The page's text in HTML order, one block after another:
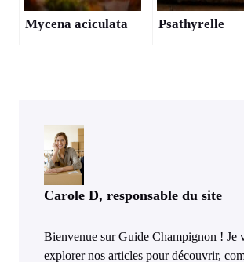
Mycena aciculata Psathyrelle
Carole D, responsable du site
Bienvenue sur Guide Champignon ! Je
explorer nos articles pour découvrir,